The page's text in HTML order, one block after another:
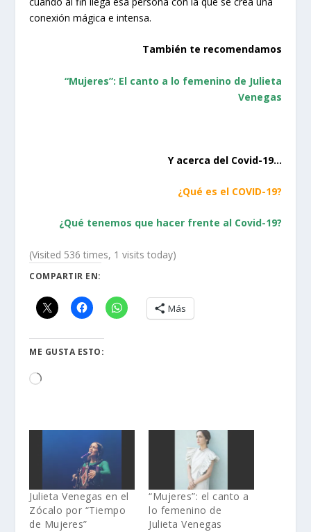
conexión mágica e intensa.
También te recomendamos
“Mujeres”: El canto a lo femenino de Julieta
Venegas
Y acerca del Covid-19…
¿Qué es el COVID-19?
¿Qué tenemos que hacer frente al Covid-19?
(Visited 536 times, 1 visits today)
COMPARTIR EN:
Más
ME GUSTA ESTO:
Loading…
Julieta Venegas en el
Zócalo por “Tiempo
de Mujeres”
“Mujeres”: el canto a
lo femenino de
Julieta Venegas